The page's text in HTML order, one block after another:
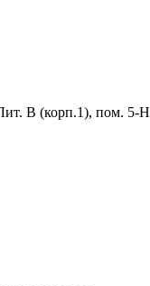
В (корп.1), пом. 5-Н